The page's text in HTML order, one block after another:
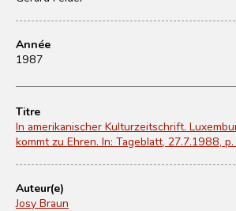
Année
1987
Titre
In amerikanischer Kulturzeitschrift.
kommt zu Ehren. In: Tageblatt, 27.7.1988, p.
Auteur(e)
Josy Braun